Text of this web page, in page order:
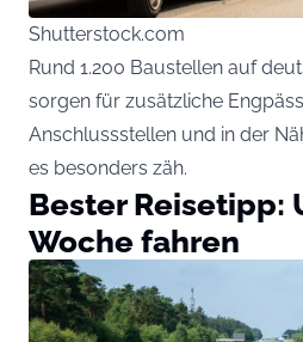
Shutterstock.com
Rund 1.200 Baustellen auf
sorgen für zusätzliche
Anschlussstellen und in der
es besonders zäh.
Bester Reisetipp:
Woche fahren